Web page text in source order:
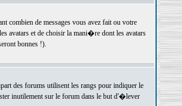
combien de messages vous avez fait ou votre
avatars et de choisir la mani�re dont les avatars
bonnes !).
des forums utilisent les rangs pour indiquer le
inutilement sur le forum dans le but d'�lever